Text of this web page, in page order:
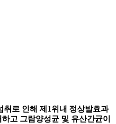
취로 인해 제1위내 정상발효과
고 그람양성균 및 유산간균이